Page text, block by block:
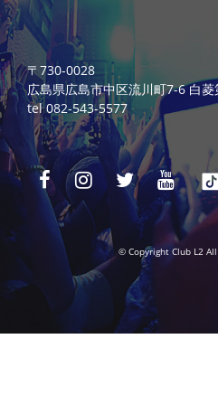
〒730-0028
広島県広島市中区流川町7-6 白菱
tel 082-543-5577
© Copyright Club L2